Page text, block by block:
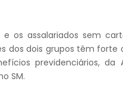
os assalariados sem
dos dois grupos têm forte
previdenciários, da
SM.